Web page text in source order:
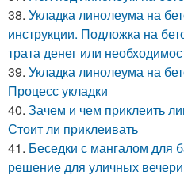
38. Укладка линолеума на
инструкции. Подложка на
трата денег или
39. Укладка линолеума на
Процесс укладки
40. Зачем и чем приклеить
Стоит ли приклеивать
41. Беседки с мангалом для
решение для уличных